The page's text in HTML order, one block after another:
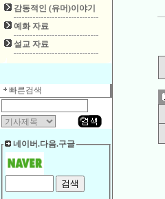
감동적인 (유머)이야기
예화 자료
설교 자료
빠른검색
네이버.다음.구글